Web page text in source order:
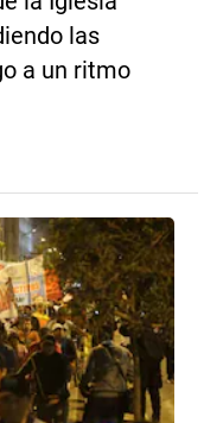
las
a un ritmo